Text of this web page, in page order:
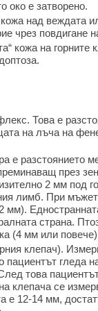
око е затворено.
над веждата
чрез повдигане
кожа на горните
Това е
на лъча на
е разстоянието
през
2 мм под
лимб. При
мм).
страна.
(4 мм или
клепач).
пациентът гледа
това
клепача се
е 12-14 мм,